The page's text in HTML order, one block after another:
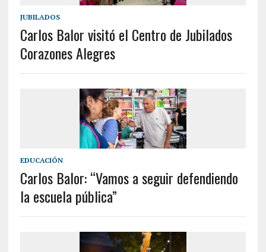
JUBILADOS
Carlos Balor visitó el Centro de Jubilados
Corazones Alegres
EDUCACIÓN
Carlos Balor: “Vamos a seguir defendiendo
la escuela pública”